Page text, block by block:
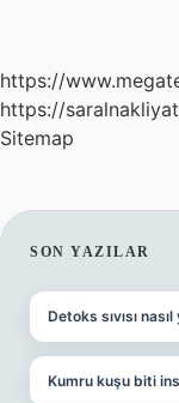
https://
https://
Sitemap
SON YAZILAR
Detoks sıvısı nasıl
Kumru kuşu biti